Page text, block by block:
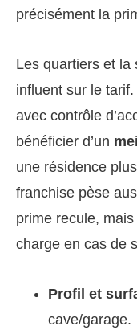
précisément la
Les quartiers et la
influent sur le
avec contrôle
bénéficier d’un
une résidence
franchise pèse
prime recule,
charge en cas de
Profil et
cave/garage.